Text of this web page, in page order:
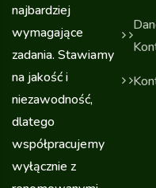
najbardziej
wymagające
zadania. Stawiamy
na jakość i
niezawodność,
dlatego
współpracujemy
wyłącznie z